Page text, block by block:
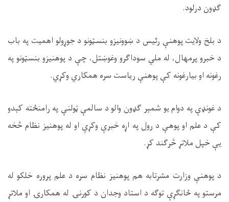
ګډون درلود.
د بلخ ولايت پوهنې رئیس د ښوونیزو بنسټونو د جوړولو اهمیت په باب
د خبرو پرمهال، له ملي سوداګرو وغوښتل، چې د پوهنيزو بنسټونو په
رغونه او بيارغونه کې پوهنې ریاست سره همکاري وکړي.
د غونډې په دوام یو شمېر ګډون والو د سالمې ټولنې په رامنځته کېدو
کې د علم او پوهې د رول په اړه خبرې وکړې او له پوهنیز نظام څخه
یې خپل ملاتړ څرګند کړ.
د پوهنې وزارت مشرتابه هم پوهنیز نظام سره د علم پروره خلکو له
مرستو په ځانګړې توګه د استاد وجدان د کورنۍ له همکارۍ او ملاتړ